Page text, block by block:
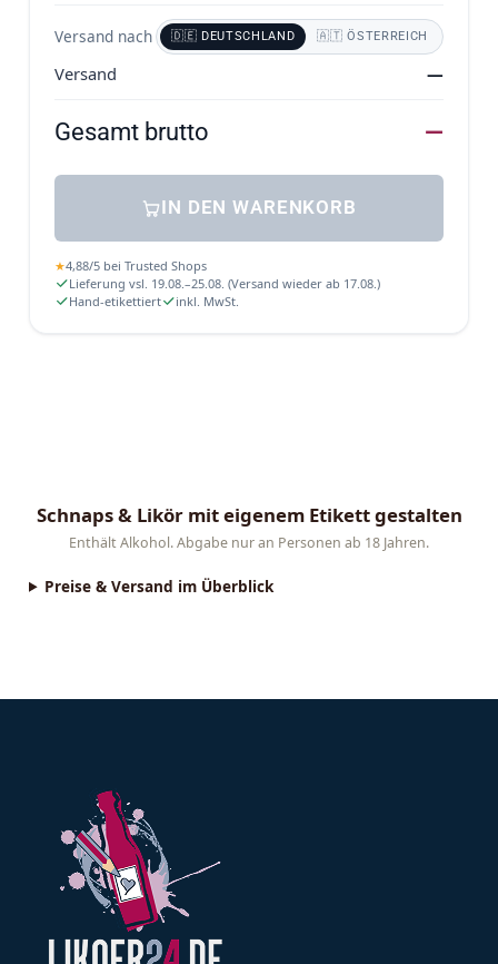
Versand nach 🇩🇪 DEUTSCHLAND 🇦🇹 ÖSTERREICH
Versand —
Gesamt brutto —
IN DEN WARENKORB
★4,88/5 bei Trusted Shops
Lieferung vsl. 19.08.–25.08. (Versand wieder ab 17.08.)
Hand-etikettiert
inkl. MwSt.
Schnaps & Likör mit eigenem Etikett gestalten
Lade dein Foto oder Logo hoch, wähle einen
Enthält Alkohol. Abgabe nur an Personen ab 18 Jahren.
Preise & Versand im Überblick